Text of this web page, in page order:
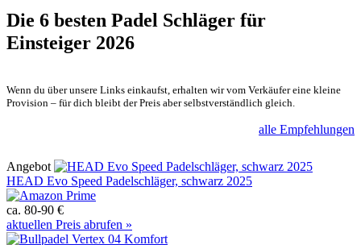
Die 6 besten Padel Schläger für
Einsteiger 2026
Wenn du über unsere Links einkaufst, erhalten wir vom Verkäufer eine kleine
Provision – für dich bleibt der Preis aber selbstverständlich gleich.
alle Empfehlungen
Angebot
HEAD Evo Speed Padelschläger, schwarz 2025
ca. 80-90 €
aktuellen Preis abrufen »